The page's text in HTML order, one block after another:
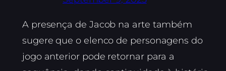
A presença de Jacob na arte também
sugere que o elenco de personagens do
jogo anterior pode retornar para a